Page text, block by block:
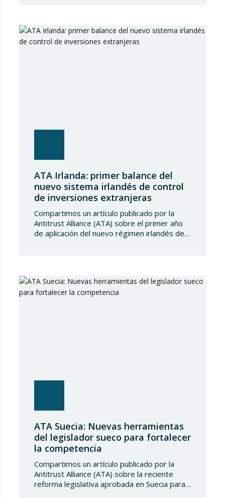
asignadas por los propios hoteles sin
explicar de forma suficientemente clara su
ATA Irlanda: primer balance del
nuevo sistema irlandés de control
de inversiones extranjeras
Compartimos un artículo publicado por la
Antitrust Alliance (ATA) sobre el primer año
de aplicación del nuevo régimen irlandés de
nacional y el orden público mediante la…
ATA Suecia: Nuevas herramientas
del legislador sueco para fortalecer
la competencia
Compartimos un artículo publicado por la
Antitrust Alliance (ATA) sobre la reciente
reforma legislativa aprobada en Suecia para